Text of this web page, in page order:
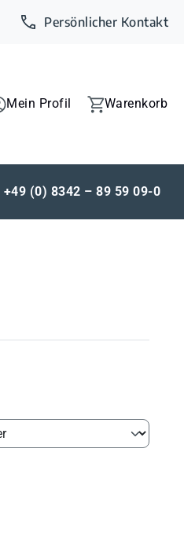
Persönlicher Kontakt
Mein Profil Warenkorb
+49 (0) 8342 – 89 59 09-0